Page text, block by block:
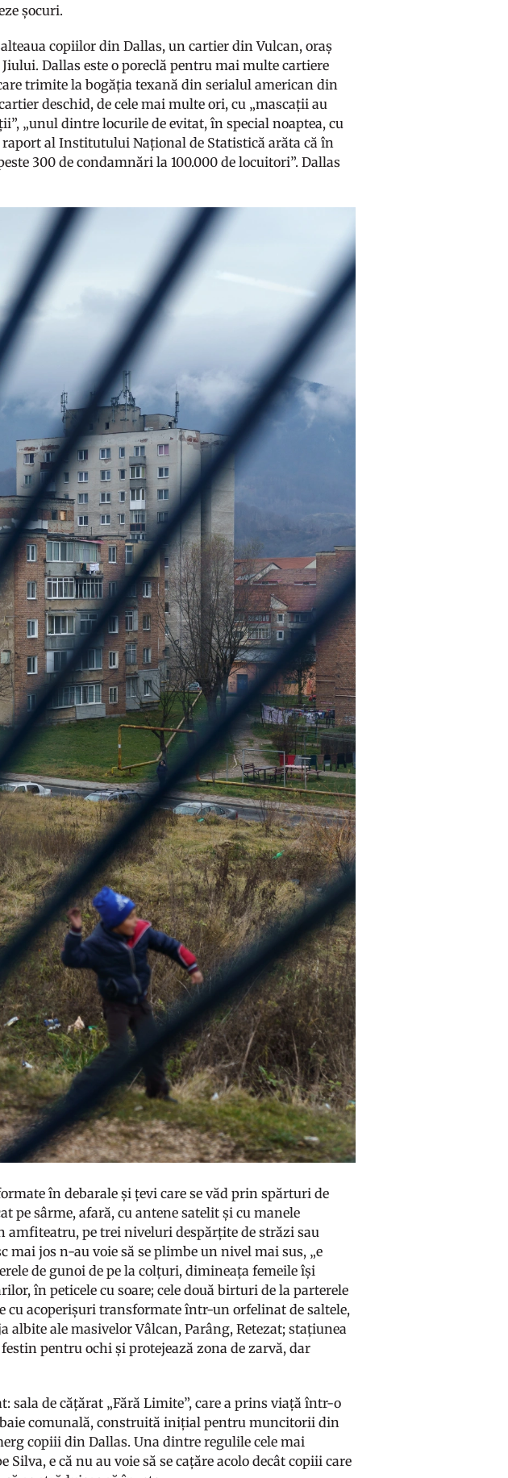
șocuri.
copiilor din Dallas, un cartier din Vulcan, oraș
Dallas este o poreclă pentru mai multe cartiere
trimite la bogăția texană din serialul american din
deschid, de cele mai multe ori, cu „mascații au
„unul dintre locurile de evitat, în special noaptea, cu
al Institutului Național de Statistică arăta că în
300 de condamnări la 100.000 de locuitori”. Dallas
în debarale și țevi care se văd prin spărturi de
pe sârme, afară, cu antene satelit și cu manele
amfiteatru, pe trei niveluri despărțite de străzi sau
mai jos n-au voie să se plimbe un nivel mai sus, „e
de gunoi de pe la colțuri, dimineața femeile își
în peticele cu soare; cele două birturi de la parterele
acoperișuri transformate într-un orfelinat de saltele,
albite ale masivelor Vâlcan, Parâng, Retezat; stațiunea
pentru ochi și protejează zona de zarvă, dar
sala de cățărat „Fără Limite”, care a prins viață într-o
comunală, construită inițial pentru muncitorii din
copiii din Dallas. Una dintre regulile cele mai
e că nu au voie să se cațăre acolo decât copiii care